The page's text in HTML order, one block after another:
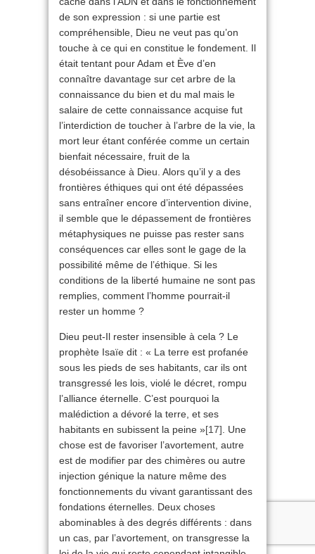
de son expression : si une partie est
compréhensible, Dieu ne veut pas qu’on
touche à ce qui en constitue le fondement. Il
était tentant pour Adam et Ève d’en
connaître davantage sur cet arbre de la
connaissance du bien et du mal mais le
salaire de cette connaissance acquise fut
l’interdiction de toucher à l’arbre de la vie, la
mort leur étant conférée comme un certain
bienfait nécessaire, fruit de la
désobéissance à Dieu. Alors qu’il y a des
frontières éthiques qui ont été dépassées
sans entraîner encore d’intervention divine,
il semble que le dépassement de frontières
métaphysiques ne puisse pas rester sans
conséquences car elles sont le gage de la
possibilité même de l’éthique. Si les
conditions de la liberté humaine ne sont pas
remplies, comment l’homme pourrait-il
rester un homme ?
Dieu peut-Il rester insensible à cela ? Le
prophète Isaïe dit : « La terre est profanée
sous les pieds de ses habitants, car ils ont
transgressé les lois, violé le décret, rompu
l’alliance éternelle. C’est pourquoi la
malédiction a dévoré la terre, et ses
habitants en subissent la peine »[17] . Une
chose est de favoriser l’avortement, autre
est de modifier par des chimères ou autre
injection génique la nature même des
fonctionnements du vivant garantissant des
fondations éternelles. Deux choses
abominables à des degrés différents : dans
un cas, par l’avortement, on transgresse la